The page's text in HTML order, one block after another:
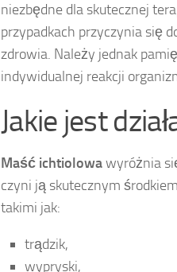
niezbędne dla skutecznej
przypadkach przyczynia się
zdrowia. Należy jednak
indywidualnej reakcji
Jakie jest
Maść ichtiolowawyróżnia
czyni ją skutecznym
takimi jak:
trądzik,
wypryski,